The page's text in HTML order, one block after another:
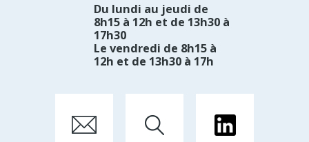
Du lundi au jeudi de
8h15 à 12h et de 13h30 à
17h30
Le vendredi de 8h15 à
12h et de 13h30 à 17h